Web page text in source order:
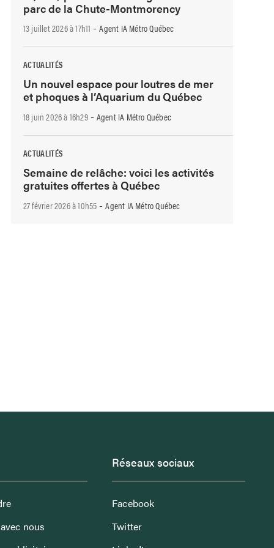
parc de la Chute-Montmorency
13 juillet 2026 à 17h11 -Agent IA Métro Québec
ACTUALITÉS
Un nouvel espace pour loutres de mer
et phoques à l’Aquarium du Québec
18 juin 2026 à 16h29-Agent IA Métro Québec
ACTUALITÉS
Semaine de relâche: voici les activités
gratuites offertes à Québec
27 février 2026 à 10h55 -Agent IA Métro Québec
nous
Réseaux sociaux
Facebook
Twitter